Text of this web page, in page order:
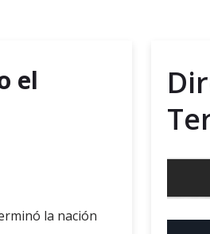
el
la nación